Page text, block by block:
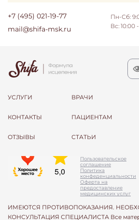
+7 (495) 021-19-77
mail@shifa-msk.ru
Пн-Сб:
Вс: 10:00
УСЛУГИ ВРАЧИ
КОНТАКТЫ ПАЦИЕНТАМ
ОТЗЫВЫ СТАТЬИ
Пользовательское
соглашение
Политика
конфеденциальности
Оферта на
предоставление
медицинских услуг
ИМЕЮТСЯ ПРОТИВОПОКАЗАНИЯ.
КОНСУЛЬТАЦИЯ СПЕЦИАЛИСТА Все